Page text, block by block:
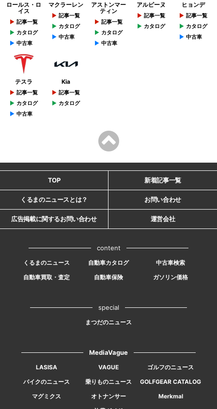
ロールス・ロ
イス
記事一覧
カタログ
中古車
マクラーレン
記事一覧
カタログ
中古車
アストンマー
ティン
記事一覧
カタログ
中古車
アルピーヌ
記事一覧
カタログ
ヒョンデ
記事一覧
カタログ
中古車
テスラ
記事一覧
カタログ
中古車
Kia
記事一覧
カタログ
TOP 新着記事一覧
くるまのニュースとは？ お問い合わせ
広告掲載に関するお問い合わせ 運営会社
content
くるまのニュース 自動車カタログ
中古車検索
自動車買取・査定
自動車保険 ガソリン価格
special
まつだのニュース
MediaVague
LASISA VAGUE
ゴルフのニュース
バイクのニュース
乗りものニュース
GOLFGEAR CATALOG
マグミクス
オトナンサー
Merkmal